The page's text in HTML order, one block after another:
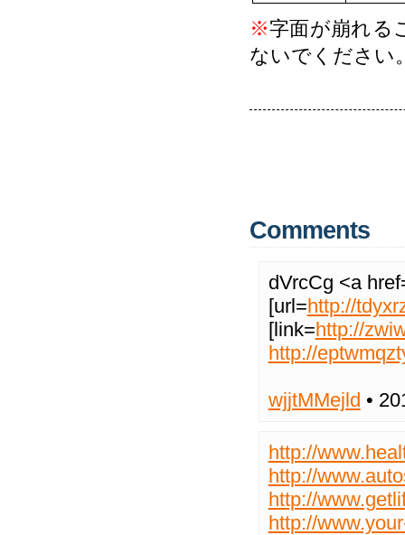
※字面が崩れる
ないでください
Comments
dVrcCg <a
[url=http://
[link=http://
http://
wjjtMMejld •
http://
http://
http://
http://